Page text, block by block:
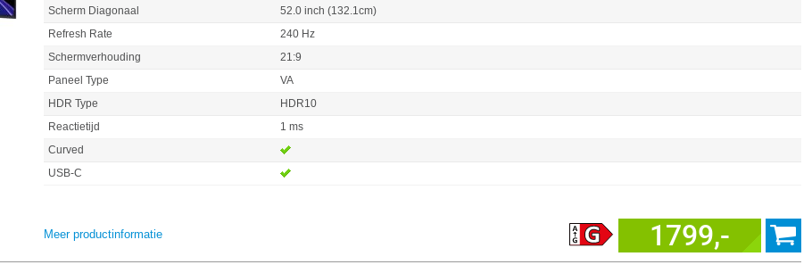
Scherm Diagonaal
52.0 inch (132.1cm)
Refresh Rate
240 Hz
Schermverhouding
21:9
Paneel Type
VA
HDR Type
HDR10
Reactietijd
1 ms
Curved
USB-C
Meer productinformatie 1799,-